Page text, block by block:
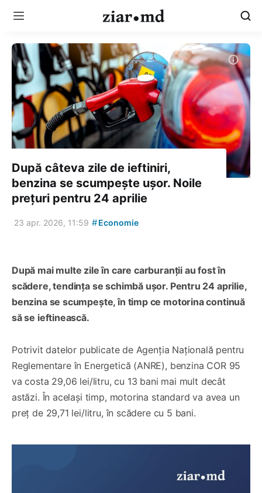
După câteva zile de ieftiniri,
benzina se scumpește ușor. Noile
prețuri pentru 24 aprilie
23 apr. 2026, 11:59 #Economie
După mai multe zile în care carburanții au fost în
scădere, tendința se schimbă ușor. Pentru 24 aprilie,
benzina se scumpește, în timp ce motorina continuă
să se ieftinească.
Potrivit datelor publicate de Agenția Națională pentru
Reglementare în Energetică (ANRE), benzina COR 95
va costa 29,06 lei/litru, cu 13 bani mai mult decât
astăzi. În același timp, motorina standard va avea un
preț de 29,71 lei/litru, în scădere cu 5 bani.